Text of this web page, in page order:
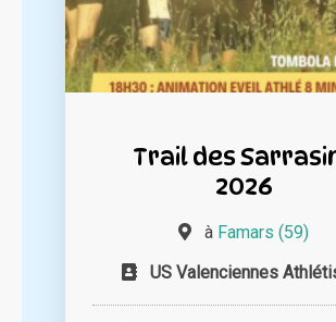
Trail des
2026
à Famars (59)
US Valenciennes